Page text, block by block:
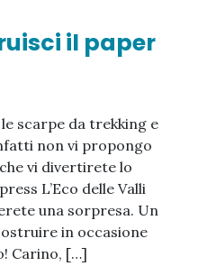
il paper
scarpe da trekking e
non vi propongo
vi divertirete lo
L’Eco delle Valli
una sorpresa. Un
in occasione
Carino, […]